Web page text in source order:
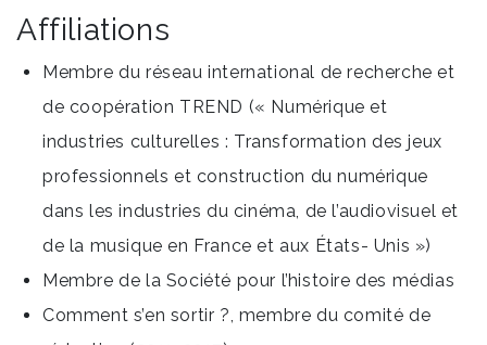
Affiliations
Membre du réseau international de recherche et
de coopération TREND (« Numérique et
industries culturelles : Transformation des jeux
professionnels et construction du numérique
dans les industries du cinéma, de l’audiovisuel et
de la musique en France et aux États- Unis »)
Membre de la Société pour l’histoire des médias
Comment s’en sortir ?, membre du comité de